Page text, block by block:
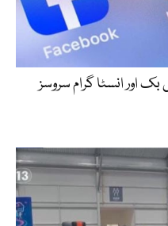
اور انسٹا گرام سروسز